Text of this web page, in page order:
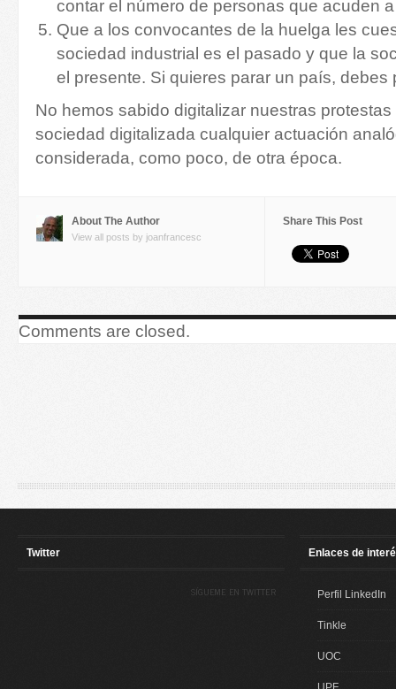
contar el número de personas que acuden
Que a los convocantes de la huelga les
sociedad industrial es el pasado y que la
el presente. Si quieres parar un país, debes
No hemos sabido digitalizar nuestras
sociedad digitalizada cualquier actuación
considerada, como poco, de otra época.
About The Author
View all posts by joanfrancesc
Share This Post
Comments are closed.
Twitter
SÍGUEME EN TWITTER
Enlaces de
Perfil LinkedIn
Tinkle
UOC